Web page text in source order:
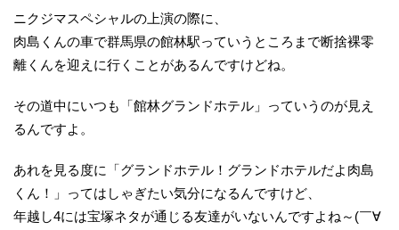
ニクジマスペシャルの上演の際に、
肉島くんの車で群馬県の館林駅っていうところまで断捨裸零
離くんを迎えに行くことがあるんですけどね。
その道中にいつも「館林グランドホテル」っていうのが見え
るんですよ。
あれを見る度に「グランドホテル！グランドホテルだよ肉島
くん！」ってはしゃぎたい気分になるんですけど、
年越し4には宝塚ネタが通じる友達がいないんですよね～(￣∀